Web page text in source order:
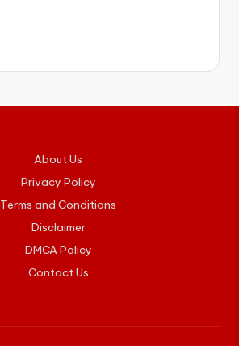
About Us
Privacy Policy
Terms and Conditions
Disclaimer
DMCA Policy
Contact Us